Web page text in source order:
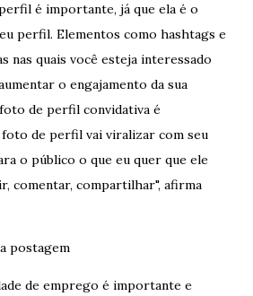
é importante, já que ela é o
perfil. Elementos como hashtags e
nas quais você esteja interessado
o engajamento da sua
de perfil convidativa é
de perfil vai viralizar com seu
o público o que eu quer que ele
comentar, compartilhar", afirma
postagem
de emprego é importante e